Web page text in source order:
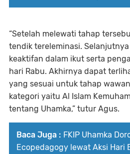
“Setelah melewati tahap
tendik tereleminasi.
keaktifan dalam ikut serta
hari Rabu. Akhirnya dapat
yang sesuai untuk tahap
kategori yaitu Al Islam
tentang Uhamka,” tutur Agus.
Baca Juga : FKIP Uhamka
Ecopedagogy lewat Aksi Hari